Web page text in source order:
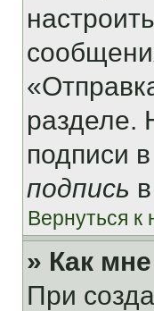
разделе.
подписи
подпись
Вернуться к
» Как
При